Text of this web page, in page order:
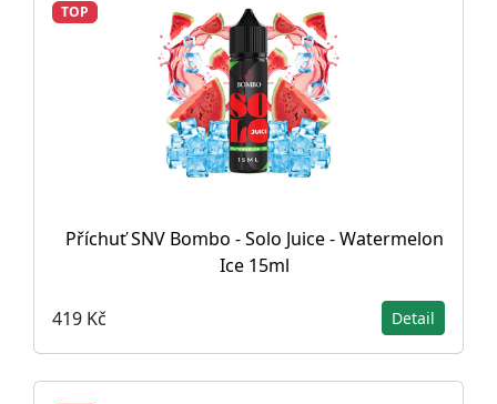
TOP
Příchuť SNV Bombo - Solo Juice - Watermelon
Ice 15ml
419 Kč Detail